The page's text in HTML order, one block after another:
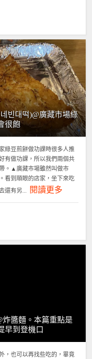
빈대떡)@廣藏市場綠
很飽
綠豆煎餅做功課時很多人推
有做功課，所以我們兩個共
。▲廣藏市場雖然叫做市
看到順眼的店家，坐下來吃
還有另...
閱讀更多
醬麵。本篇重點是
早到登機口
，也可以再找些吃的，畢竟